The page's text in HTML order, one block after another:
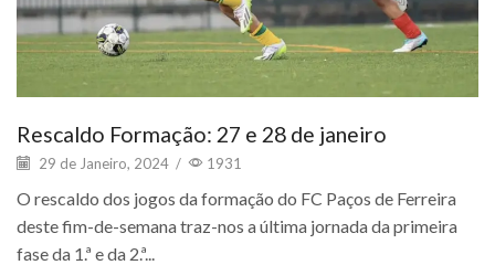
Rescaldo Formação: 27 e 28 de janeiro
29 de Janeiro, 2024 / 1931
O rescaldo dos jogos da formação do FC Paços de Ferreira
deste fim-de-semana traz-nos a última jornada da primeira
fase da 1.ª e da 2.ª...